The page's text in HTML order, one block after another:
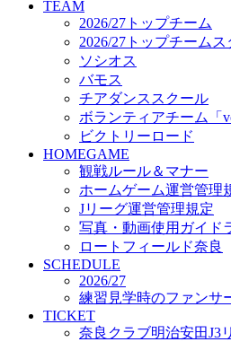
TICKET
奈良クラブ明治安田J3
合観戦チケット
奈良クラブ明治安田Ｊ3
「鹿パス」
観戦ルール＆マナー
FANCOMMUNITY
2026/27ファンコミュニ
サポートショップ
GOODS
オフィシャルストア（
オンラインストア
ACADEMY
アカデミーについて
プロジェクト
コーチ&スタッフ
ジュニア
ジュニアユース
ユース
TEAM
2026/27トップチーム
2026/27トップチームス
ソシオス
バモス
チアダンススクール
ボランティアチーム「
ビクトリーロード
HOMEGAME
観戦ルール＆マナー
ホームゲーム運営管理
Jリーグ運営管理規定
写真・動画使用ガイド
ロートフィールド奈良
SCHEDULE
2026/27
練習見学時のファンサ
TICKET
奈良クラブ明治安田J3